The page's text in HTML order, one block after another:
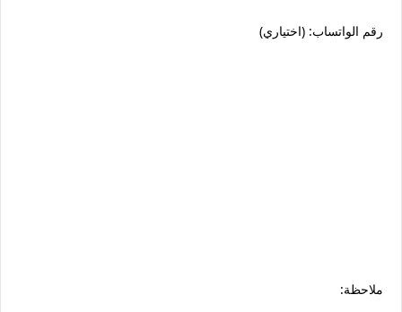
رقم الواتساب: (اختياري)
ملاحظة: